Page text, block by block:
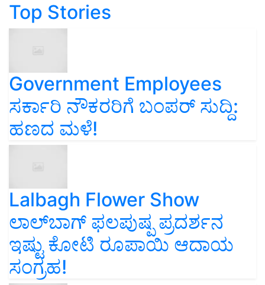
Top Stories
Government Employees
ಸರ್ಕಾರಿ ನೌಕರರಿಗೆ ಬಂಪರ್‌ ಸುದ್ದಿ:
ಹಣದ ಮಳೆ!
Lalbagh Flower Show
ಲಾಲ್‌ಬಾಗ್ ಫಲಪುಷ್ಪ ಪ್ರದರ್ಶನ
ಇಷ್ಟು ಕೋಟಿ ರೂಪಾಯಿ ಆದಾಯ
ಸಂಗ್ರಹ!